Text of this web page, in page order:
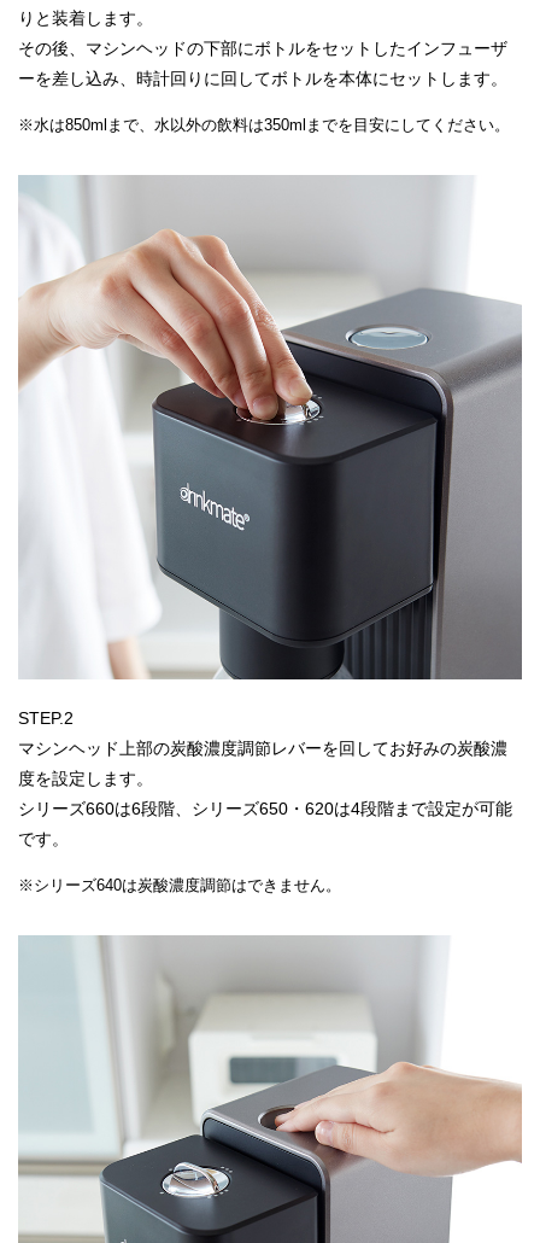
りと装着します。
その後、マシンヘッドの下部にボトルをセットしたインフューザ
ーを差し込み、時計回りに回してボトルを本体にセットします。
※水は850mlまで、水以外の飲料は350mlまでを目安にしてください。
STEP.2
マシンヘッド上部の炭酸濃度調節レバーを回してお好みの炭酸濃
度を設定します。
シリーズ660は6段階、シリーズ650・620は4段階まで設定が可能
です。
※シリーズ640は炭酸濃度調節はできません。